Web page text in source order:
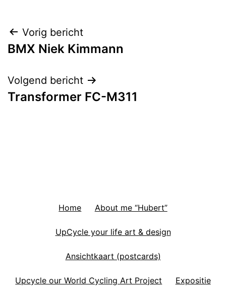
Bericht
navigatie
Vorig bericht
BMX Niek Kimmann
Volgend bericht
Transformer FC-M311
Home About me “Hubert”
UpCycle your life art & design
Ansichtkaart (postcards)
Upcycle our World Cycling Art Project Expositie